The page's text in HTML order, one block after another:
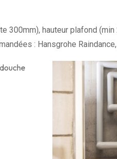
300mm), hauteur plafond
: Hansgrohe Raindance,